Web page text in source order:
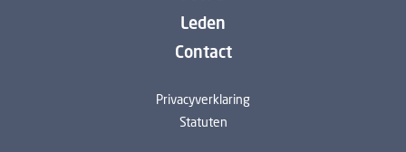
Leden
Contact
Privacyverklaring
Statuten